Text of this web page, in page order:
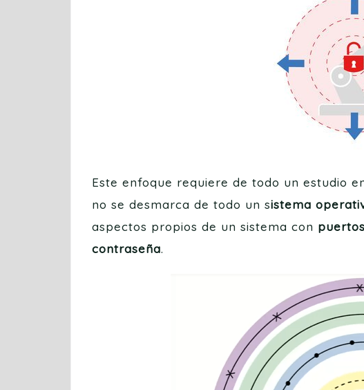
Este enfoque requiere de todo un estudio
no se desmarca de todo un sistema
aspectos propios de un sistema con
contraseña.